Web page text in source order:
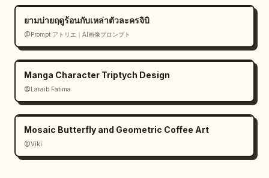
ยามบ่ายฤดูร้อนกับเหล่าตัวละครจิบิ
@Prompt アトリエ｜AI画像プロンプト
Manga Character Triptych Design
@Laraib Fatima‎
Mosaic Butterfly and Geometric Coffee Art
@Viki